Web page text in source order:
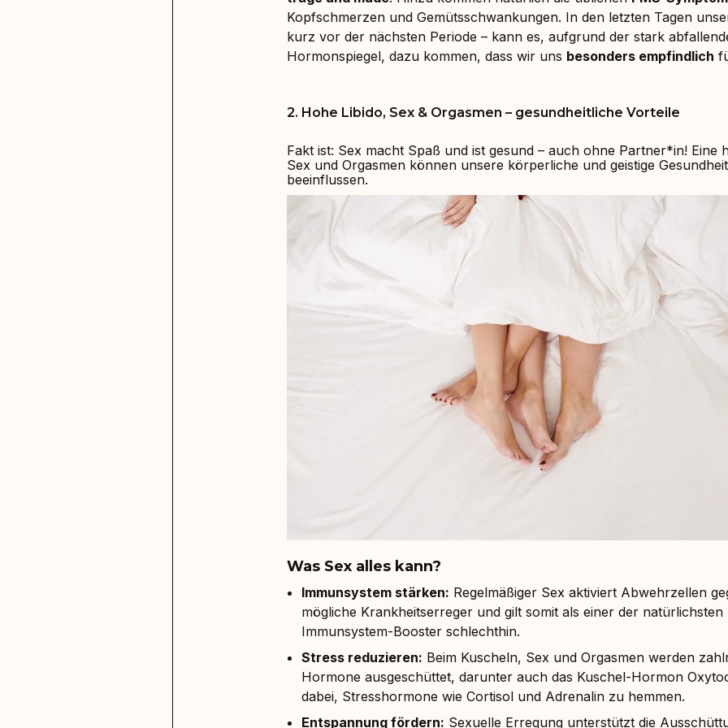
Kopfschmerzen und Gemütsschwankungen. In den letzten Tagen
kurz vor der nächsten Periode – kann es, aufgrund der stark
Hormonspiegel, dazu kommen, dass wir uns besonders empfindlich
2. Hohe Libido, Sex & Orgasmen – gesundheitliche Vorteile
Fakt ist: Sex macht Spaß und ist gesund – auch ohne Partner*in! Eine
Sex und Orgasmen können unsere körperliche und geistige
beeinflussen.
Was Sex alles kann?
Immunsystem stärken: Regelmäßiger Sex aktiviert Abwehrzellen
mögliche Krankheitserreger und gilt somit als einer der natürlichsten
Immunsystem-Booster schlechthin.
Stress reduzieren: Beim Kuscheln, Sex und Orgasmen werden
Hormone ausgeschüttet, darunter auch das Kuschel-Hormon
dabei, Stresshormone wie Cortisol und Adrenalin zu hemmen.
Entspannung fördern: Sexuelle Erregung unterstützt die